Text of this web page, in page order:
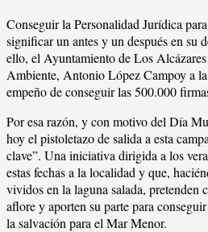
Conseguir la Personalidad Jurídica
significar un antes y un después en su
ello, el Ayuntamiento de Los
Ambiente, Antonio López Campoy a la
empeño de conseguir las 500.000
Por esa razón, y con motivo del Día
hoy el pistoletazo de salida a esta
clave”. Una iniciativa dirigida a los
estas fechas a la localidad y que,
vividos en la laguna salada, pretenden
aflore y aporten su parte para
la salvación para el Mar Menor.